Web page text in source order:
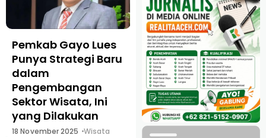
Pemkab Gayo Lues
Punya Strategi Baru
dalam
Pengembangan
Sektor Wisata, Ini
yang Dilakukan
18 November 2025 Wisata